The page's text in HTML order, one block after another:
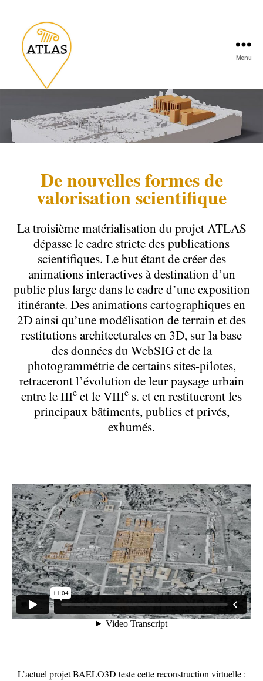
Menu
De nouvelles formes de
valorisation scientifique
La troisième matérialisation du projet ATLAS
dépasse le cadre stricte des publications
scientifiques. Le but étant de créer des
animations interactives à destination d’un
public plus large dans le cadre d’une exposition
itinérante. Des animations cartographiques en
2D ainsi qu’une modélisation de terrain et des
restitutions architecturales en 3D, sur la base
des données du WebSIG et de la
photogrammétrie de certains sites-pilotes,
retraceront l’évolution de leur paysage urbain
entre le IIIe et le VIIIe s. et en restitueront les
principaux bâtiments, publics et privés,
exhumés.
L’actuel projet BAELO3D teste cette reconstruction virtuelle :